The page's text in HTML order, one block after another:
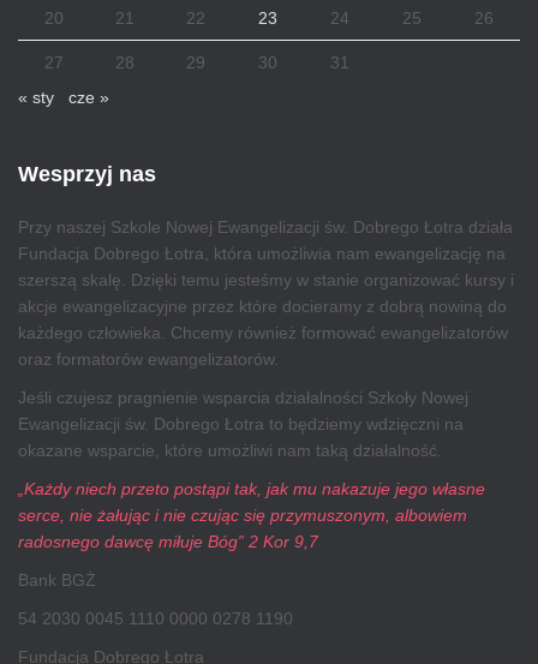
20 21 22 23 24 25 26
27 28 29 30
31
« sty
cze »
Wesprzyj nas
Przy naszej Szkole Nowej Ewangelizacji św. Dobrego Łotra działa
Fundacja Dobrego Łotra, która umożliwia nam ewangelizację na
szerszą skalę. Dzięki temu jesteśmy w stanie organizować kursy i
akcje ewangelizacyjne przez które docieramy z dobrą nowiną do
każdego człowieka. Chcemy również formować ewangelizatorów
oraz formatorów ewangelizatorów.
Jeśli czujesz pragnienie wsparcia działalności Szkoły Nowej
Ewangelizacji św. Dobrego Łotra to będziemy wdzięczni na
okazane wsparcie, które umożliwi nam taką działalność.
„Każdy niech przeto postąpi tak, jak mu nakazuje jego własne
serce, nie żałując i nie czując się przymuszonym, albowiem
radosnego dawcę miłuje Bóg” 2 Kor 9,7
Bank BGŻ
54 2030 0045 1110 0000 0278 1190
Fundacja Dobrego Łotra